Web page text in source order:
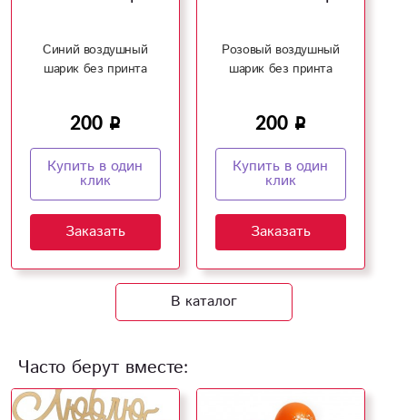
Синий воздушный
шарик без принта
200
Купить в один
клик
Заказать
Розовый воздушный
шарик без принта
200
Купить в один
клик
Заказать
В каталог
Часто берут вместе: